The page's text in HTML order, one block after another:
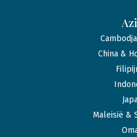
China &
Maleisië &